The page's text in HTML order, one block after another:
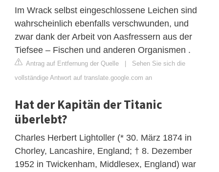
Im Wrack selbst eingeschlossene Leichen sind
wahrscheinlich ebenfalls verschwunden, und
zwar dank der Arbeit von Aasfressern aus der
Tiefsee – Fischen und anderen Organismen .
Antrag auf Entfernung der Quelle | Sehen Sie sich die
vollständige Antwort auf translate.google.com an
Hat der Kapitän der Titanic
überlebt?
Charles Herbert Lightoller (* 30. März 1874 in
Chorley, Lancashire, England; † 8. Dezember
1952 in Twickenham, Middlesex, England) war